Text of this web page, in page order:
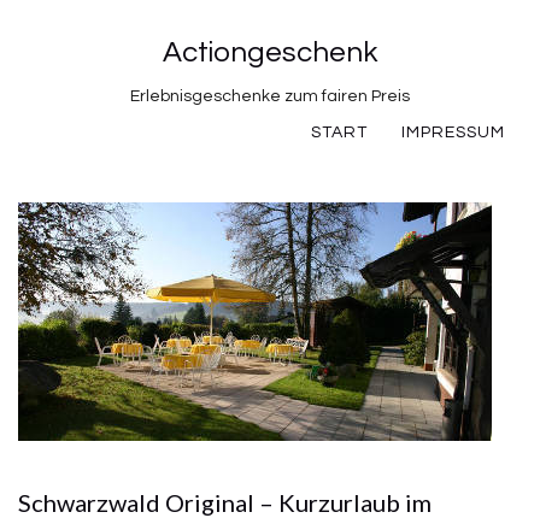
Actiongeschenk
Erlebnisgeschenke zum fairen Preis
START IMPRESSUM
Schwarzwald Original – Kurzurlaub im